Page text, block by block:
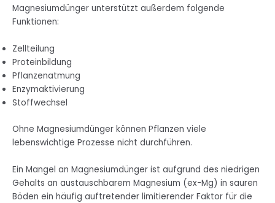
Magnesiumdünger unterstützt außerdem folgende
Funktionen:
Zellteilung
Proteinbildung
Pflanzenatmung
Enzymaktivierung
Stoffwechsel
Ohne Magnesiumdünger können Pflanzen viele
lebenswichtige Prozesse nicht durchführen.
Ein Mangel an Magnesiumdünger ist aufgrund des niedrigen
Gehalts an austauschbarem Magnesium (ex-Mg) in sauren
Böden ein häufig auftretender limitierender Faktor für die